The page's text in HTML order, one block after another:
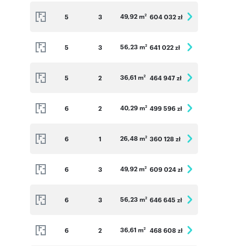
5 3 49,92 m2 604 032 zł
5 3 56,23 m2 641 022 zł
5 2 36,61 m2 464 947 zł
6 2 40,29 m2 499 596 zł
6 1 26,48 m2 360 128 zł
6 3 49,92 m2 609 024 zł
6 3 56,23 m2 646 645 zł
6 2 36,61 m2 468 608 zł